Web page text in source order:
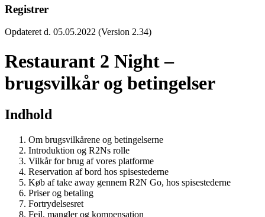
Registrer
Opdateret d. 05.05.2022 (Version 2.34)
Restaurant 2 Night –
brugsvilkår og betingelser
Indhold
Om brugsvilkårene og betingelserne
Introduktion og R2Ns rolle
Vilkår for brug af vores platforme
Reservation af bord hos spisestederne
Køb af take away gennem R2N Go, hos spisestederne
Priser og betaling
Fortrydelsesret
Fejl, mangler og kompensation